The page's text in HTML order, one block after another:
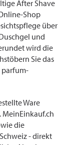
After Shave
Shop
über
und
wird die
Sie das
parfum-
Ware
MeinEinkauf.ch
die
- direkt